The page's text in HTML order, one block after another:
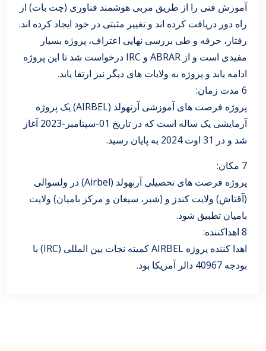
آموزش فنی را از طریق مربی هوشمند فناوری (چت بات) از
راه دور دریافت کرده اند و تغییر مثبتی در خود ایجاد کرده اند.
رفتار، حرفه و طی بررسی نهایی اعتراف، پروژه بسیار
مفیدی است و از ABRAR و IRC درخواست شد تا این پروژه
ادامه یابد و پروژه به ولایات های دیگر نیز ارتقا یابد.
6 مدت زمان:
پروژه فرصت های آموزشی آرنهولد (AIRBEL) یک پروژه
آزمایشی یک ساله است که در تاریخ 01-سپتامبر-2023 آغاز
شد و در 31 اوت 2024 به پایان رسید.
7 مکان:
پروژه فرصت های تحصیلی آرنهولد (Airbel) در ولسوالی
(آقتاش) ولایت کندز و (شبر، سیغان و مرکز بامیان) ولایت
بامیان تطبیق شود.
8 اهداکننده:
اهدا کننده پروژه AIRBEL کمیته نجات بین المللی (IRC) با
بودجه 40967 دالر آمریکا بود.